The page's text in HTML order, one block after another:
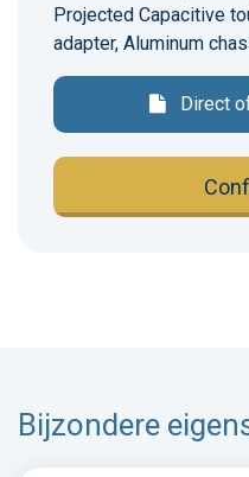
Projected Capacitive
adapter, Aluminum
Direct
Bijzondere